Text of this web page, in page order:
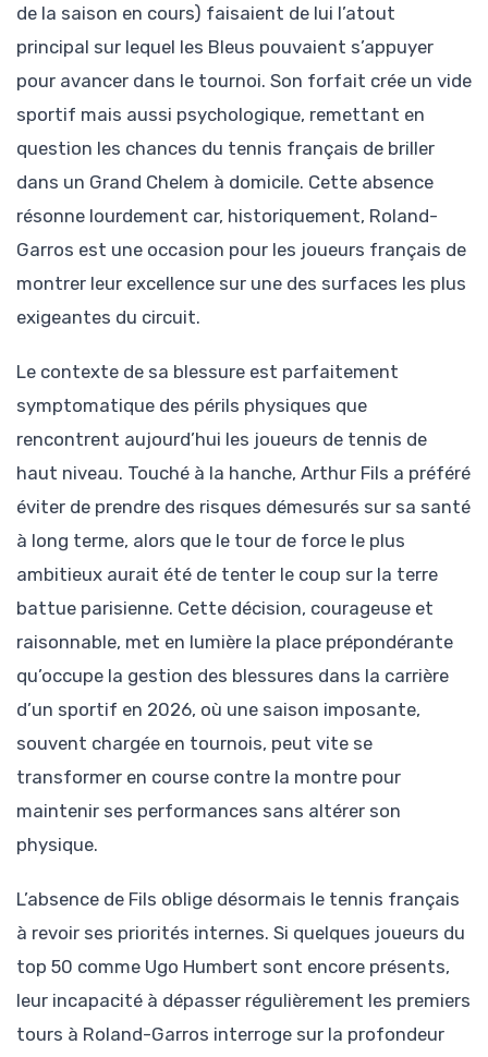
de la saison en cours) faisaient de lui l’atout
principal sur lequel les Bleus pouvaient s’appuyer
pour avancer dans le tournoi. Son forfait crée un vide
sportif mais aussi psychologique, remettant en
question les chances du tennis français de briller
dans un Grand Chelem à domicile. Cette absence
résonne lourdement car, historiquement, Roland-
Garros est une occasion pour les joueurs français de
montrer leur excellence sur une des surfaces les plus
exigeantes du circuit.
Le contexte de sa blessure est parfaitement
symptomatique des périls physiques que
rencontrent aujourd’hui les joueurs de tennis de
haut niveau. Touché à la hanche, Arthur Fils a préféré
éviter de prendre des risques démesurés sur sa santé
à long terme, alors que le tour de force le plus
ambitieux aurait été de tenter le coup sur la terre
battue parisienne. Cette décision, courageuse et
raisonnable, met en lumière la place prépondérante
qu’occupe la gestion des blessures dans la carrière
d’un sportif en 2026, où une saison imposante,
souvent chargée en tournois, peut vite se
transformer en course contre la montre pour
maintenir ses performances sans altérer son
physique.
L’absence de Fils oblige désormais le tennis français
à revoir ses priorités internes. Si quelques joueurs du
top 50 comme Ugo Humbert sont encore présents,
leur incapacité à dépasser régulièrement les premiers
tours à Roland-Garros interroge sur la profondeur